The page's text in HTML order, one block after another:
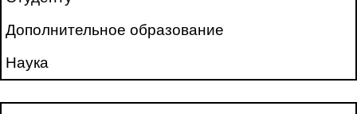
Дополнительное образование
Наука